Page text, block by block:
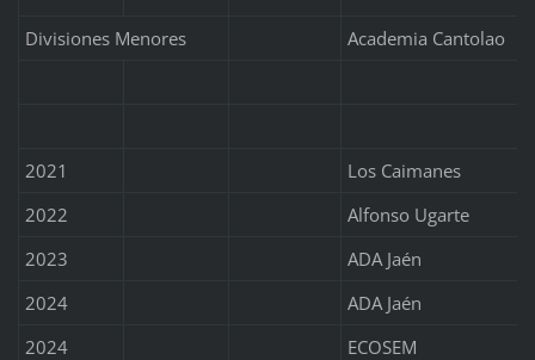
Divisiones Menores Academia Cantolao
2021
Los Caimanes
2022
Alfonso Ugarte
2023
ADA Jaén
2024
ADA Jaén
2024
ECOSEM